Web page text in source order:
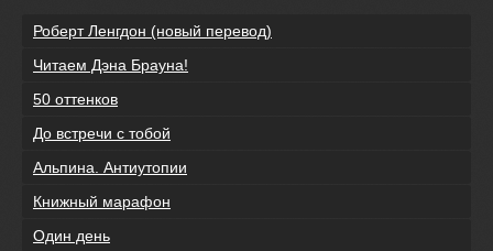
Роберт Ленгдон (новый перевод)
Читаем Дэна Брауна!
50 оттенков
До встречи с тобой
Альпина. Антиутопии
Книжный марафон
Один день